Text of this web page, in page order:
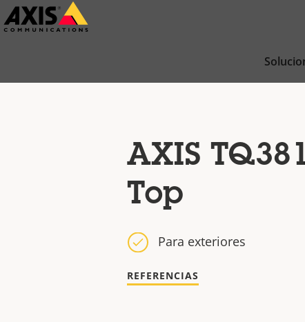
Saltar
al
AXIS
Top
Para exteriores
REFERENCIAS